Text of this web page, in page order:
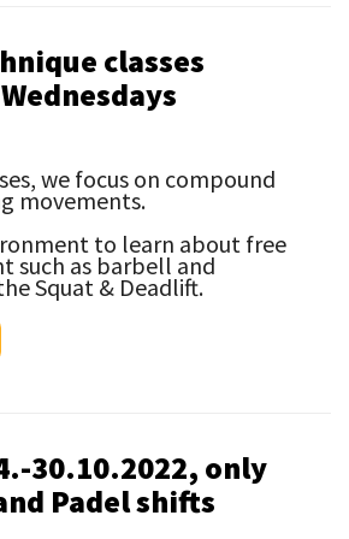
classes
we focus on compound
movements.
to learn about free
such as barbell and
Squat & Deadlift.
30.10.2022, only
Padel shifts